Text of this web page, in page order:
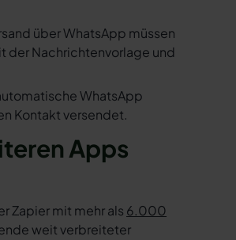
über WhatsApp müssen
der Nachrichtenvorlage und
WhatsApp
Kontakt versendet.
Apps
Zapier mit mehr als 6.000
weit verbreiteter